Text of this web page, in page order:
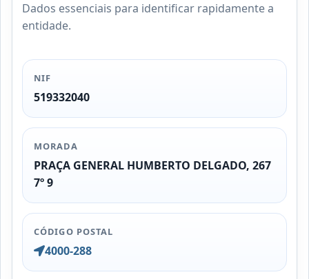
Dados essenciais para identificar rapidamente a
entidade.
NIF
519332040
MORADA
PRAÇA GENERAL HUMBERTO DELGADO, 267
7º 9
CÓDIGO POSTAL
4000-288